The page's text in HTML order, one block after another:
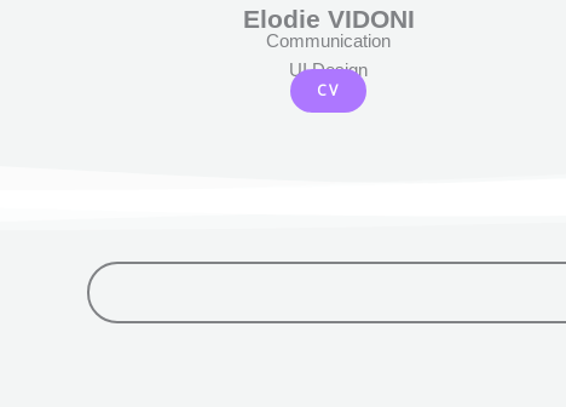
Elodie VIDONI
Communication
UI Design
CV